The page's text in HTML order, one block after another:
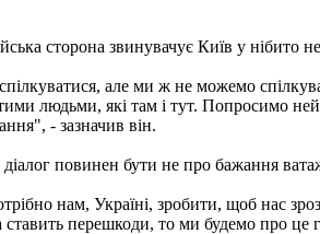
сторона звинувачує Київ у нібито
але ми ж не можемо
людьми, які там і тут. Попросимо
- зазначив він.
повинен бути не про бажання
нам, Україні, зробити, щоб нас
перешкоди, то ми будемо про це